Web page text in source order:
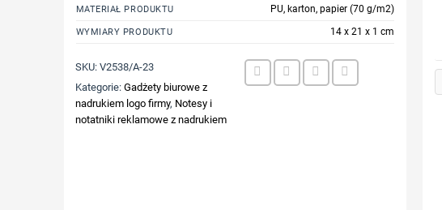
MATERIAŁ PRODUKTU PU, karton, papier (70 g/m2)
WYMIARY PRODUKTU 14 x 21 x 1 cm
SKU:V2538/A-23
Kategorie:Gadżety biurowe z
nadrukiem logo firmy, Notesy i
notatniki reklamowe z nadrukiem